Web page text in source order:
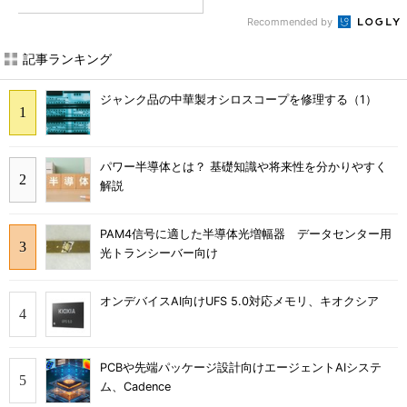
Recommended by
記事ランキング
ジャンク品の中華製オシロスコープを修理する（1）
パワー半導体とは？ 基礎知識や将来性を分かりやすく
解説
PAM4信号に適した半導体光増幅器 データセンター用
光トランシーバー向け
オンデバイスAI向けUFS 5.0対応メモリ、キオクシア
PCBや先端パッケージ設計向けエージェントAIシステ
ム、Cadence